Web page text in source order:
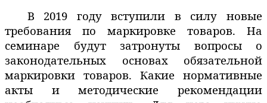
В 2019 году вступили в силу новые
требования по маркировке товаров. На
семинаре будут затронуты вопросы о
законодательных основах
обязательной
маркировки товаров. Какие нормативные
акты и методические рекомендации